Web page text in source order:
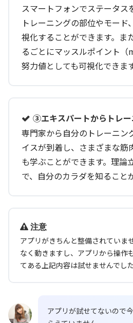
スマートフォンでステータス
トレーニングの部位やモード
視化することができます。ま
るごとにマッスルポイント（
努力値としても可視化できます
③エキスパートからトレ
専門家から自分のトレーニン
イスが到着し、さまざまな筋
も学ぶことができます。理論
で、自分のカラダを知ること
注意
アプリがきちんと整備されていま
なく動きますし、アプリから操作
てある上記内容は試せませんでした
アプリが試せてないので